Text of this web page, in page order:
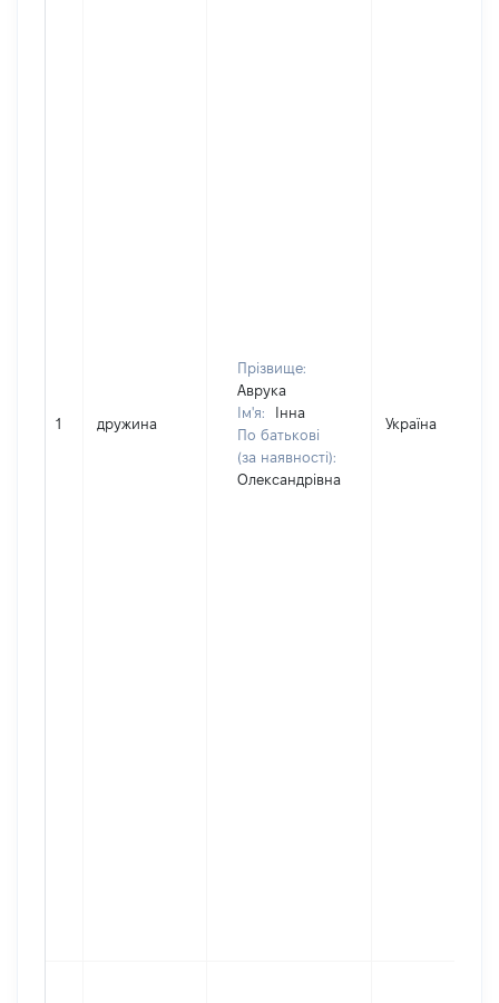
1 дружина
Прізвище:
Аврука
Ім'я:
Інна
По батькові
(за наявності):
Олександрівна
Україна